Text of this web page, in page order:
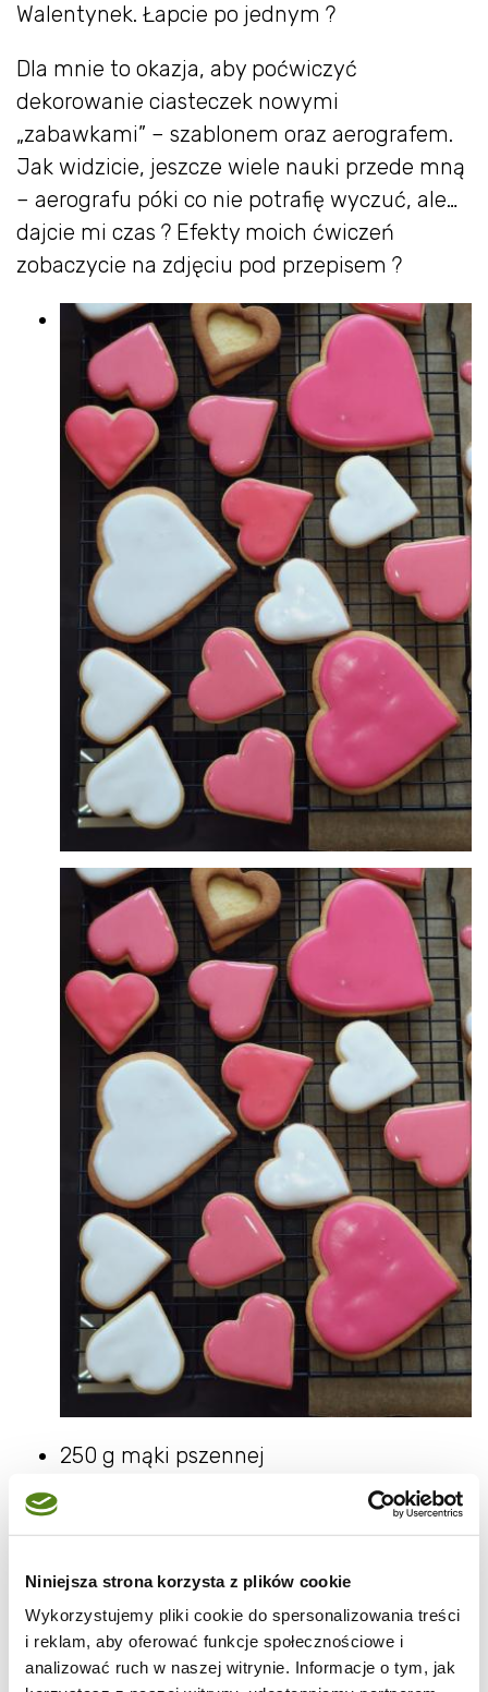
Niniejsza strona korzysta z plików cookie
Wykorzystujemy pliki cookie do spersonalizowania treści
i reklam, aby oferować funkcje społecznościowe i
analizować ruch w naszej witrynie. Informacje o tym, jak
Walentynek. Łapcie po jednym ?
Dla mnie to okazja, aby poćwiczyć
dekorowanie ciasteczek nowymi
„zabawkami” – szablonem oraz aerografem.
Jak widzicie, jeszcze wiele nauki przede mną
– aerografu póki co nie potrafię wyczuć, ale…
dajcie mi czas ? Efekty moich ćwiczeń
zobaczycie na zdjęciu pod przepisem ?
250 g mąki pszennej
1 laska wanilii
Cukier puder wsypujemy do miseczki.
Mieszamy z ziarenkami wyskrobanymi z laski